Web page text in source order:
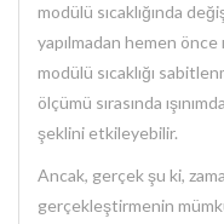
modülü sıcaklığında
yapılmadan hemen önce
modülü sıcaklığı
ölçümü sırasında
şeklini etkileyebilir.
Ancak, gerçek şu ki,
gerçekleştirmenin